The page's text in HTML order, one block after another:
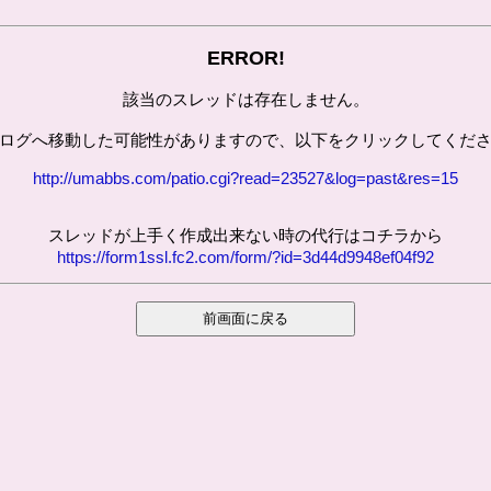
ERROR!
該当のスレッドは存在しません。
グへ移動した可能性がありますので、以下をクリックしてくだ
http://umabbs.com/patio.cgi?read=23527&log=past&res=15
スレッドが上手く作成出来ない時の代行はコチラから
https://form1ssl.fc2.com/form/?id=3d44d9948ef04f92